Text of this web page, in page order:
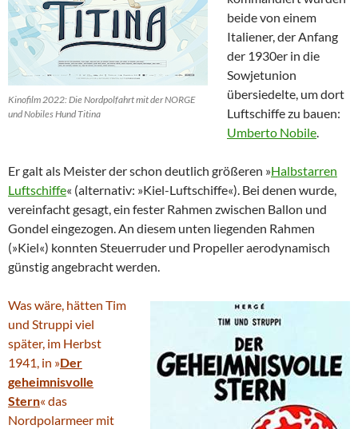
Kinofilm 2022: Die Nordpolfahrt mit der NORGE
und Nobiles Hund Titina
beide von einem
Italiener, der Anfang
der 1930er in die
Sowjetunion
übersiedelte, um dort
Luftschiffe zu bauen:
Umberto Nobile.
Er galt als Meister der schon deutlich größeren »Halbstarren
Luftschiffe« (alternativ: »Kiel-Luftschiffe«). Bei denen wurde,
vereinfacht gesagt, ein fester Rahmen zwischen Ballon und
Gondel eingezogen. An diesem unten liegenden Rahmen
(»Kiel«) konnten Steuerruder und Propeller aerodynamisch
günstig angebracht werden.
Was wäre, hätten Tim
und Struppi viel
später, im Herbst
1941, in »Der
geheimnisvolle
Stern« das
Nordpolarmeer mit